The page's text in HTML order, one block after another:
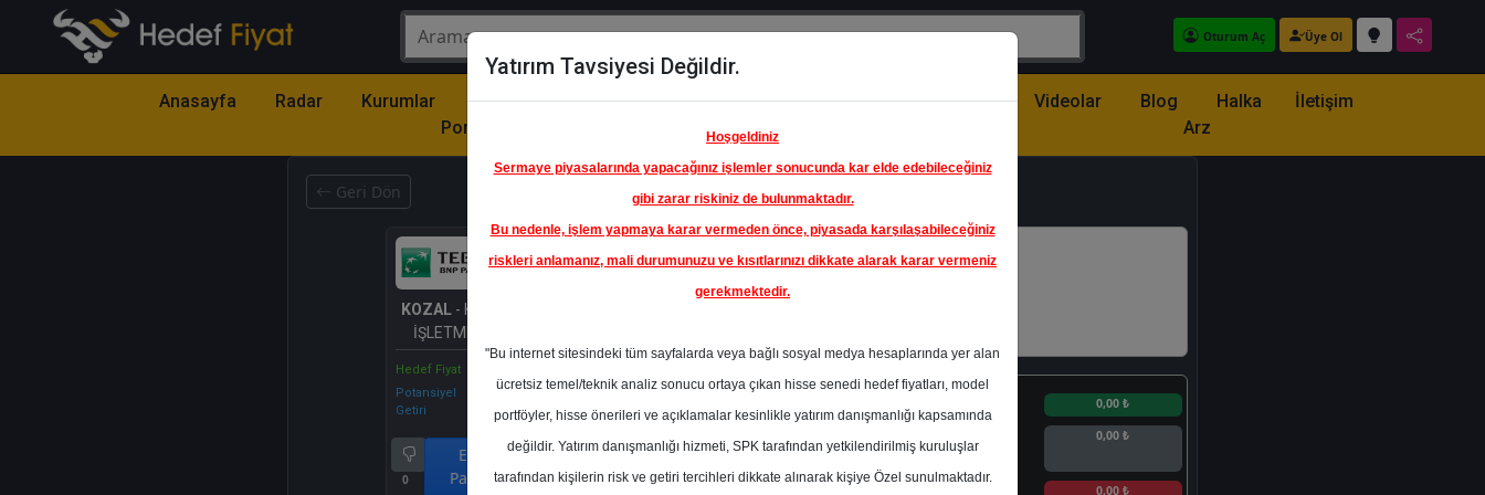
Oturum Aç Üye Ol
Anasayfa Radar Kurumlar
Model
Portföy
Hisse
Öne
Çıkanlar
Raporlar Partnerlerimiz Videolar Blog
Halka
Arz
İletişim
Geri Dön
KOZAL - KOZA ALTIN
İŞLETMELERİ A.Ş.
Hedef Fiyat
Potansiyel
Getiri
%0.00
0
End.
Paralel
0
En Yüksek Tahmin 0,00 ₺
Ortalama Fiyat
Tahmini
0,00 ₺
0,00 ₺
Yatırım Tavsiyesi Değildir.
Hoşgeldiniz
Sermaye piyasalarında yapacağınız işlemler sonucunda kar elde edebileceğiniz
gibi zarar riskiniz de bulunmaktadır.
Bu nedenle, işlem yapmaya karar vermeden önce, piyasada karşılaşabileceğiniz
riskleri anlamanız, mali durumunuzu ve kısıtlarınızı dikkate alarak karar vermeniz
gerekmektedir.
"Bu internet sitesindeki tüm sayfalarda veya bağlı sosyal medya hesaplarında yer alan
ücretsiz temel/teknik analiz sonucu ortaya çıkan hisse senedi hedef fiyatları, model
portföyler, hisse önerileri ve açıklamalar kesinlikle yatırım danışmanlığı kapsamında
değildir. Yatırım danışmanlığı hizmeti, SPK tarafından yetkilendirilmiş kuruluşlar
tarafından kişilerin risk ve getiri tercihleri dikkate alınarak kişiye Özel sunulmaktadır.